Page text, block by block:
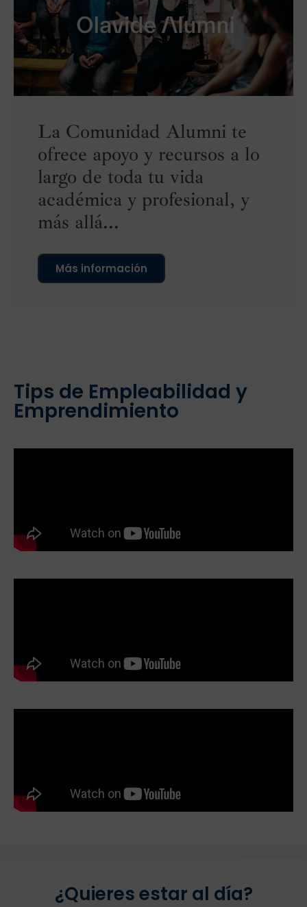
La Comunidad Alumni te
ofrece apoyo y recursos a lo
largo de toda tu vida
académica y profesional, y
más allá...
Más información
Tips de Empleabilidad y
Emprendimiento
¿Quieres estar al día?